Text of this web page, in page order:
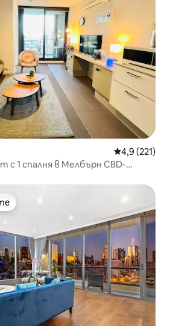
Средна
4,9 (221)
1 спалня в Мелбърн CBD-
на гостите